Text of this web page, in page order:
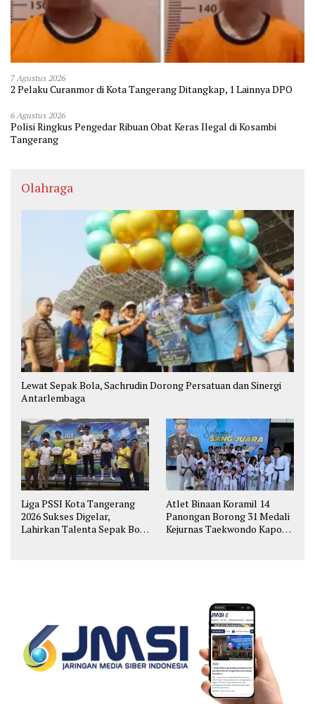
7 Agustus 2026
2 Pelaku Curanmor di Kota Tangerang Ditangkap, 1 Lainnya DPO
6 Agustus 2026
Polisi Ringkus Pengedar Ribuan Obat Keras Ilegal di Kosambi
Tangerang
Olahraga
Lewat Sepak Bola, Sachrudin Dorong Persatuan dan Sinergi
Antarlembaga
Liga PSSI Kota Tangerang
2026 Sukses Digelar,
Lahirkan Talenta Sepak Bola
Atlet Binaan Koramil 14
Panongan Borong 31 Medali
Kejurnas Taekwondo Kapolri